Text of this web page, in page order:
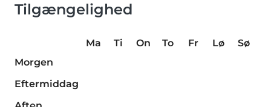
Tilgængelighed
Ma Ti On To Fr Lø
Sø
Morgen
Eftermiddag